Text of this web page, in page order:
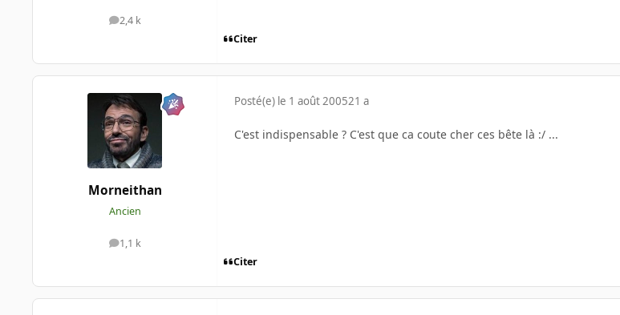
2,4 k
messages
Citer
Morneithan
Ancien
1,1 k
messages
Posté(e) le 1 août 200521 a
C'est indispensable ? C'est que ca coute cher ces bête là :/ ...
Citer